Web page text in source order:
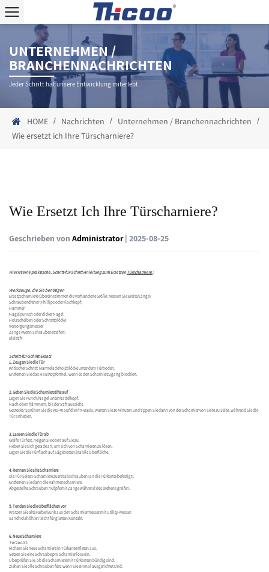
UNTERNEHMEN /
BRANCHENNACHRICHTEN
Jeder Schritt hat unsere Entwicklung miterlebt.
HOME / Nachrichten / Unternehmen / Branchennachrichten /
Wie ersetzt ich Ihre Türscharniere?
Wie Ersetzt Ich Ihre Türscharniere?
Geschrieben von Administrator| 2025-08-25
Hier ist eine praktische, Schritt-für-Schritt-Anleitung zum ErsetzenTürscharniere:
Werkzeuge, die Sie benötigen
Ersatzscharniere (übereinstimmen die vorhandene Größe: Messen Sie Breite/Länge)
Schraubendreher (Phillips oder Flachkopf)
Hammer
Nagelpunsch oder dicker Nagel
Holzscheiben oder Schrottblöcke
Versorgungsmesser
Zange (wenn Schraubenstreifen)
Bleistift
Schritt-für-Schritt-Ersatz
1. Zeugen Sie die Tür
Kritischer Schritt: Marmeladeholzblöcke unter dem Türboden.
Entfernen Sie das Haustopformel, wenn es den Scharnierzugang blockiert.
2. Geben Sie die Scharnierstifte auf
Legen Sie Punch/Nagel unter Nadelkopf.
Nach oben hämmern, bis der Stift aussieht.
Gesteckt? Sprühen Sie die WD-40 auf die Pin-Basis, warten Sie 10 Minuten und tippen Sie dann von der Scharnier von Seite zu Seite, während Sie die
Tür anheben.
3. Lassen Sie die Tür ab
Greife Tür fest, neigen Sie oben auf Sie zu.
Heben Sie sich gerade an, um sich von Scharnieren zu lösen.
Legen Sie die Tür flach auf Sägebotten/stabile Oberfläche.
4. Rennen Sie alte Scharniere
Die Tür-Seiten-Scharniere zuerst abschrauben (an die Türkante befestigt).
Entfernen Sie dann die Rahmenscharniere.
Abgestellte Schrauben? Köpfe mit Zange während des Drehens greifen.
5. Tenden Sie die Oberflächen vor
Kratzen Sie alte Farbe/Gunk aus den Scharniermesser mit Utility -Messer.
Sandholzhöhlen leicht für glatten Kontakt.
6. Neue Scharniere
Tür zuerst:
Richten Sie neue Scharniere in Türkantenfieten aus.
Setzen Sie eine Schraube pro Scharnier lose ein.
Überprüfen Sie, ob die Scharniere mit Türkanten bündig sind.
Ziehen Sie alle Schrauben fest, wenn Sie einmal ausgerichtet sind.